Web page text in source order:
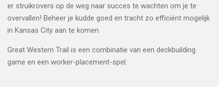
er struikrovers op de weg naar succes te wachten om je te
overvallen! Beheer je kudde goed en tracht zo efficiënt mogelijk
in Kansas City aan te komen.
Great Western Trail is een combinatie van een deckbuilding
game en een worker-placement-spel.